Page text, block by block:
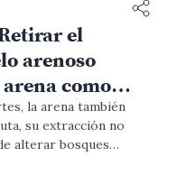
el
arenoso
como
la arena también
su extracción no
alterar bosques
de comunidades que